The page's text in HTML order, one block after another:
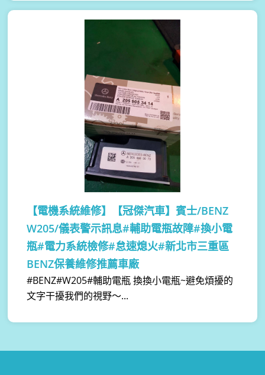
【電機系統維修】
【冠傑汽車】賓士/BENZ
W205/儀表警示訊息#輔助電瓶故障#換小電
瓶#電力系統檢修#怠速熄火#新北市三重區
BENZ保養維修推薦車廠
#BENZ#W205#輔助電瓶 換換小電瓶~避免煩擾的
文字干擾我們的視野～...